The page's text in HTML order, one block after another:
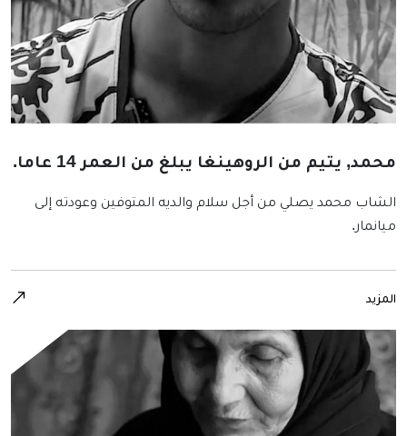
محمد, يتيم من الروهينغا يبلغ من العمر 14 عاما.
الشاب محمد يصلي من أجل سلام والديه المتوفين وعودته إلى
ميانمار.
المزيد